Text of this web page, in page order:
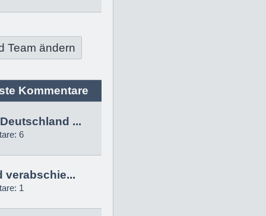
Team ändern
Kommentare
...
6
verabschie...
1